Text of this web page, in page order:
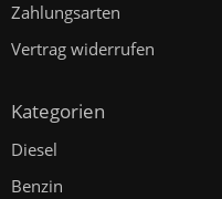
Zahlungsarten
Vertrag widerrufen
Kategorien
Diesel
Benzin